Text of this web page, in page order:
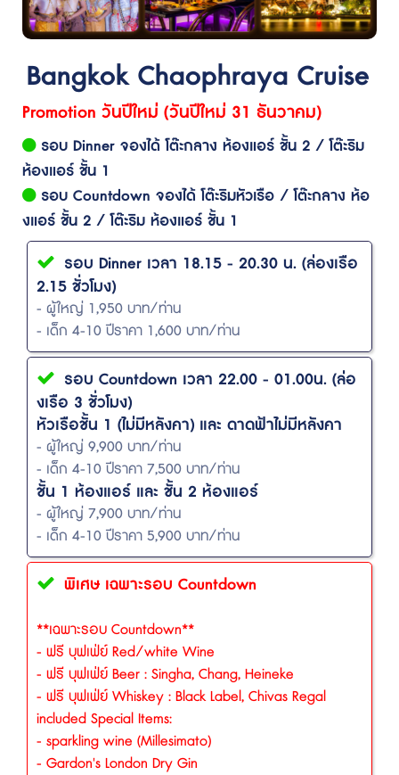
Bangkok Chaophraya Cruise
Promotion วันปีใหม่ (วันปีใหม่ 31 ธันวาคม)
รอบ Dinner จองได้ โต๊ะกลาง ห้องแอร์ ชั้น 2 / โต๊ะริม
ห้องแอร์ ชั้น 1
รอบ Countdown จองได้ โต๊ะริมหัวเรือ / โต๊ะกลาง ห้อ
งแอร์ ชั้น 2 / โต๊ะริม ห้องแอร์ ชั้น 1
รอบ Dinner เวลา 18.15 - 20.30 น. (ล่องเรือ
2.15 ชั่วโมง)
- ผู้ใหญ่ 1,950 บาท/ท่าน
- เด็ก 4-10 ปีราคา 1,600 บาท/ท่าน
รอบ Countdown เวลา 22.00 - 01.00น. (ล่อ
งเรือ 3 ชั่วโมง)
หัวเรือชั้น 1 (ไม่มีหลังคา) และ ดาดฟ้าไม่มีหลังคา
- ผู้ใหญ่ 9,900 บาท/ท่าน
- เด็ก 4-10 ปีราคา 7,500 บาท/ท่าน
ชั้น 1 ห้องแอร์ และ ชั้น 2 ห้องแอร์
- ผู้ใหญ่ 7,900 บาท/ท่าน
- เด็ก 4-10 ปีราคา 5,900 บาท/ท่าน
พิเศษ เฉพาะรอบ Countdown
**เฉพาะรอบ Countdown**
- ฟรี บุฟเฟ่ย์ Red/white Wine
- ฟรี บุฟเฟ่ย์ Beer : Singha, Chang, Heineke
- ฟรี บุฟเฟ่ย์ Whiskey : Black Label, Chivas Regal
included Special Items:
- sparkling wine (Millesimato)
- Gardon's London Dry Gin